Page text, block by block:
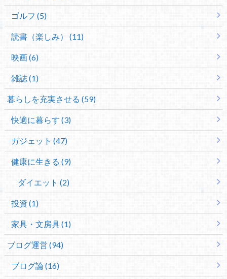
ゴルフ (5)
読書（楽しみ） (11)
映画 (6)
雑誌 (1)
暮らしを充実させる (59)
快適に暮らす (3)
ガジェット (47)
健康に生きる (9)
ダイエット (2)
投資 (1)
家具・文房具 (1)
ブログ運営 (94)
ブログ論 (16)